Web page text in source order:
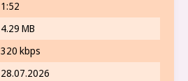
1:52
4.29 MB
320 kbps
28.07.2026